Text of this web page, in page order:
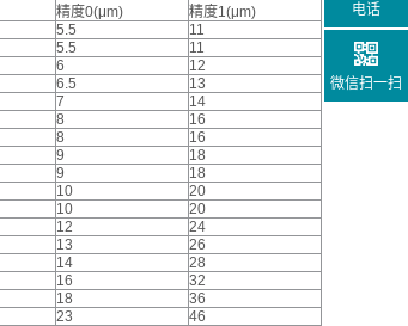
精度0(μm)
精度1(μm)
5.5
11
5.5
11
6
12
6.5
13
7
14
8
16
8
16
9
18
9
18
10
20
10
20
12
24
13
26
14
28
16
32
18
36
23 46
电话
微信扫一扫